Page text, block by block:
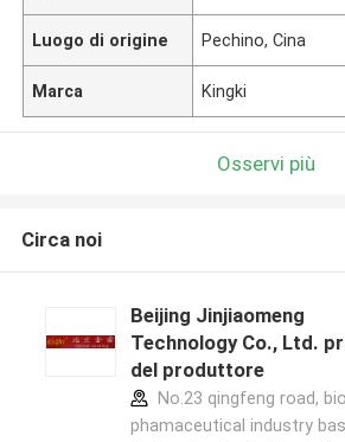
Luogo di origine Pechino, Cina
Marca Kingki
Osservi più
Circa noi
Beijing Jinjiaomeng
Technology Co., Ltd.
del produttore
No.23 qingfeng road,
phamaceutical industry